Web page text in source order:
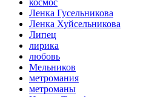
Ленка Гусельникова
Ленка Хуйсельникова
Липец
лирика
любовь
Мельников
метромания
метроманы